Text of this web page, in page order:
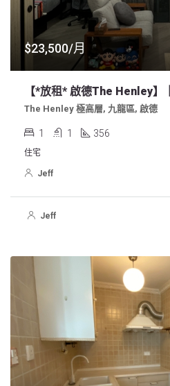
$23,500/月
The Henley 極高層, 九龍區, 啟德
1 1 356
住宅
Jeff
Jeff